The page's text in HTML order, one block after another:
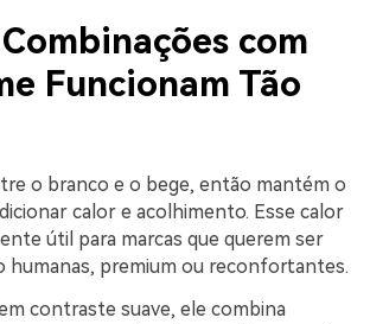
com
Funcionam Tão
o branco e o bege, então mantém o
calor e acolhimento. Esse calor
útil para marcas que querem ser
humanas, premium ou reconfortantes.
contraste suave, ele combina